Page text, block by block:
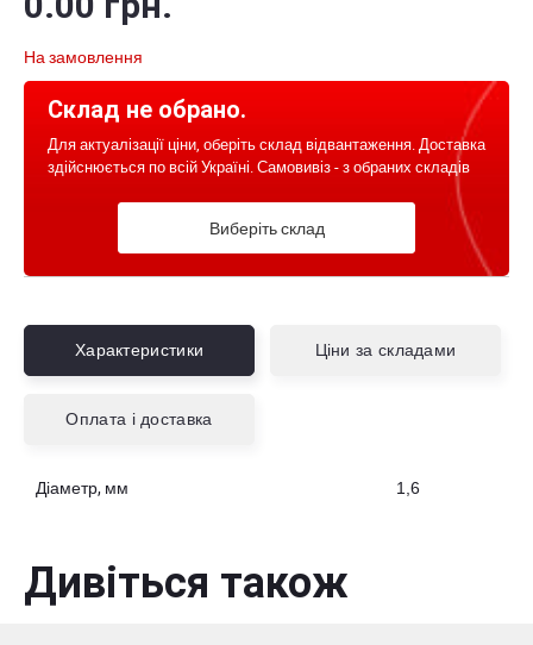
На замовлення
Склад не обрано.
Для актуалізації ціни, оберіть склад відвантаження. Доставка
здійснюється по всій Україні. Самовивіз - з обраних складів
Виберіть склад
Характеристики Ціни за складами
Оплата і доставка
Діаметр, мм 1,6
Дивіться також